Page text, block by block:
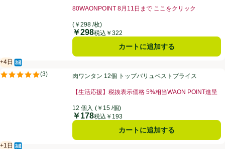
80WAONPOINT 8月11日まで ここをクリック
(￥298 /枚)
価格
￥298税込￥322
カートに追加する
肉ワンタン 12個 トップバリュベストプライス
+4日
賞味・消費期限保証：4日
冷蔵食品
(3)
評価は3件のレビューで5点中5.0点。肉ワンタン 12個 トップバリュベストプライス
【生活応援】税抜表示価格 5%相当WAON POINT進呈
12 個入 (￥15 /個)
価格
￥178税込￥193
カートに追加する
+1日